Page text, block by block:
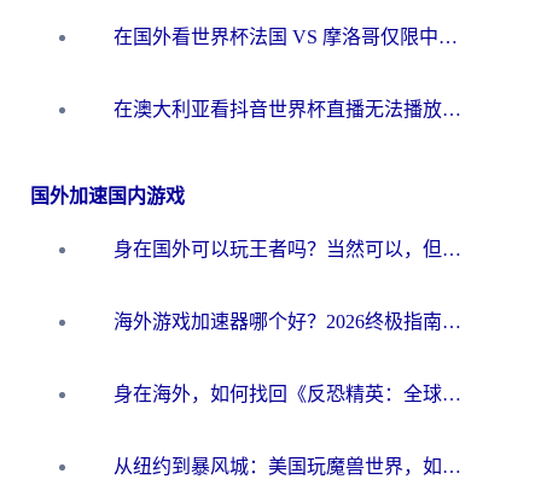
在国外看世界杯法国 VS 摩洛哥仅限中国大陆？别让地域限制拦下你的欢呼
在澳大利亚看抖音世界杯直播无法播放？海外党体育观赛终极指南来了！
国外加速国内游戏
身在国外可以玩王者吗？当然可以，但你需要这份“加速”指南
海外游戏加速器哪个好？2026终极指南帮你畅玩国服+解决卡顿难题
身在海外，如何找回《反恐精英：全球攻势》国服的丝滑手感？一份给你的终极指南
从纽约到暴风城：美国玩魔兽世界，如何找到你的最佳网络航线